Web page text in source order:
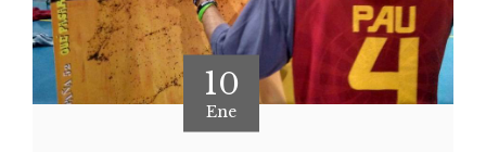
10
Ene